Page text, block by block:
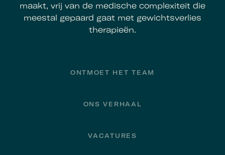
maakt, vrij van de medische complexiteit die
meestal gepaard gaat met gewichtsverlies
therapieën.
FooterONTMOET HET TEAM
ONS VERHAAL
VACATURES